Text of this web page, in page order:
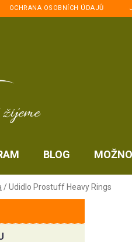
OCHRANA OSOBNÍCH ÚDAJŮ
BLOG
/Udidlo Prostuff Heavy Rings